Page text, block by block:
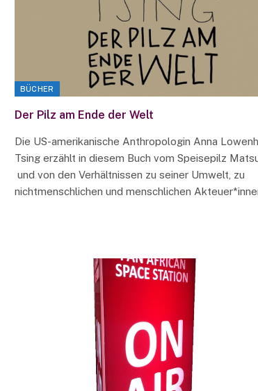
BÜCHER
Der Pilz am Ende der Welt
Die US-amerikanische Anthropologin Anna
Tsing erzählt in diesem Buch vom Speisepilz
und von den Verhältnissen zu seiner Umwelt, zu
nichtmenschlichen und menschlichen